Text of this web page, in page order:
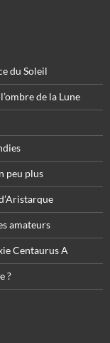
du Soleil
de la Lune
peu plus
amateurs
Centaurus A
?